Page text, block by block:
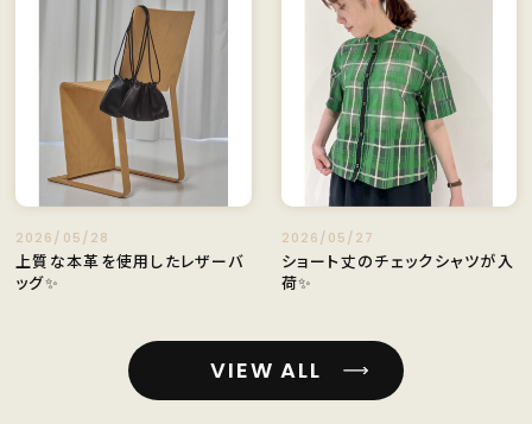
2026/05/28
上質な本革を使用したレザーバ
ッグ✨️
2026/05/27
ショート丈のチェックシャツが入
荷✨️
VIEW ALL